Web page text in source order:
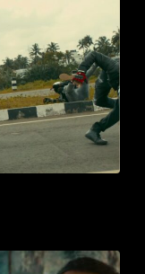
രംഗങ്ങളിൽ